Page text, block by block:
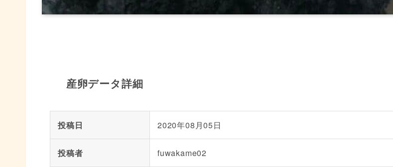
産卵データ詳細
投稿日 2020年08月05日
投稿者 fuwakame02